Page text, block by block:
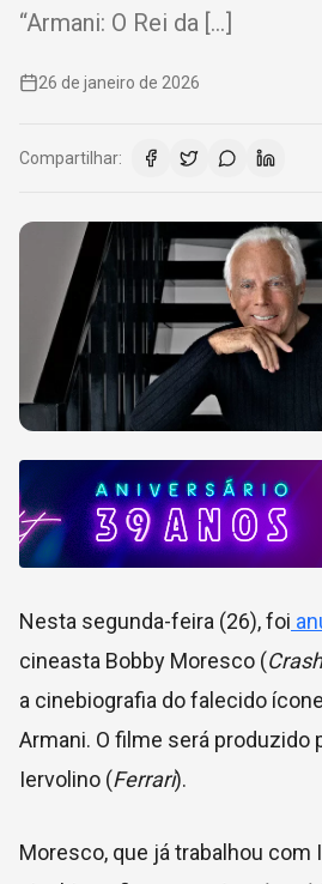
“Armani: O Rei da […]
26 de janeiro de 2026
Compartilhar:
Nesta segunda-feira (26), foi
cineasta Bobby Moresco (
a cinebiografia do falecido
Armani. O filme será produzido
Iervolino (Ferrari).
Moresco, que já trabalhou com